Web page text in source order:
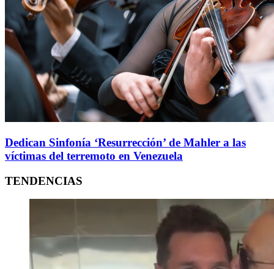
Dedican Sinfonía ‘Resurrección’ de Mahler a las
víctimas del terremoto en Venezuela
TENDENCIAS